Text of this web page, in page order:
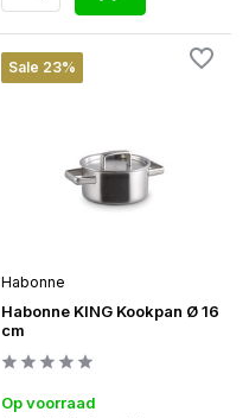
Sale 23%
Habonne
Habonne KING Kookpan Ø 16
cm
Op voorraad